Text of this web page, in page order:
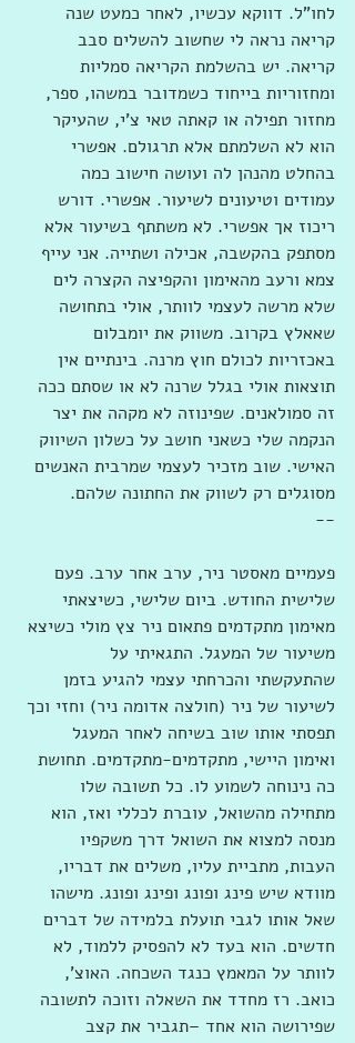
לחו"ל. דווקא עכשיו, לאחר כמעט שנה
קריאה נראה לי שחשוב להשלים סבב
קריאה. יש בהשלמת הקריאה סמליות
ומחזוריות בייחוד כשמדובר במשהו, ספר,
מחזור תפילה או קאתה טאי צ'י, שהעיקר
הוא לא השלמתם אלא תרגולם. אפשרי
בהחלט מהנהן לה ועושה חישוב כמה
עמודים וטיעונים לשיעור. אפשרי. דורש
ריכוז אך אפשרי. לא משתתף בשיעור אלא
מסתפק בהקשבה, אכילה ושתייה. אני עייף
צמא ורעב מהאימון והקפיצה הקצרה לים
שלא מרשה לעצמי לוותר, אולי בתחושה
שאאלץ בקרוב. משווק את יומבלום
באכזריות לכולם חוץ מרנה. בינתיים אין
תוצאות אולי בגלל שרנה לא או שסתם ככה
זה סמולאנים. שפינוזה לא מקהה את יצר
הנקמה שלי כשאני חושב על כשלון השיווק
האישי. שוב מזכיר לעצמי שמרבית האנשים
מסוגלים רק לשווק את החתונה שלהם.
--
פעמיים מאסטר ניר, ערב אחר ערב. פעם
שלישית החודש. ביום שלישי, כשיצאתי
מאימון מתקדמים פתאום ניר צץ מולי כשיצא
משיעור של המעגל. התגאיתי על
שהתעקשתי והכרחתי עצמי להגיע בזמן
לשיעור של ניר (חולצה אדומה ניר) וחזי וכך
תפסתי אותו שוב בשיחה לאחר המעגל
ואימון היישי, מתקדמים-מתקדמים. תחושת
כה נינוחה לשמוע לו. כל תשובה שלו
מתחילה מהשואל, עוברת לכללי ואז, הוא
מנסה למצוא את השואל דרך משקפיו
העבות, מתביית עליו, משלים את דבריו,
מוודא שיש פינג ופונג ופינג ופונג. מישהו
שאל אותו לגבי תועלת בלמידה של דברים
חדשים. הוא בעד לא להפסיק ללמוד, לא
לוותר על המאמץ כנגד השכחה. האוצ',
כואב. רז מחדד את השאלה וזוכה לתשובה
שפירושה הוא אחד –תגביר את קצב